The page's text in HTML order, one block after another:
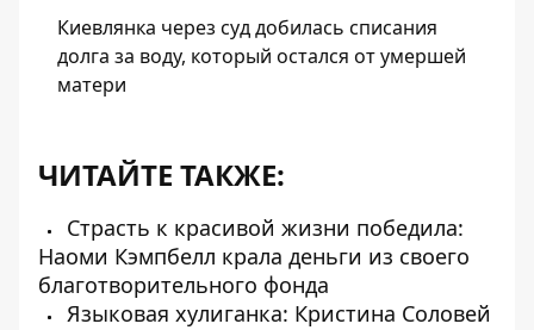
Киевлянка через суд добилась списания
долга за воду, который остался от умершей
матери
ЧИТАЙТЕ ТАКЖЕ:
Страсть к красивой жизни победила:
Наоми Кэмпбелл крала деньги из своего
благотворительного фонда
Языковая хулиганка: Кристина Соловей